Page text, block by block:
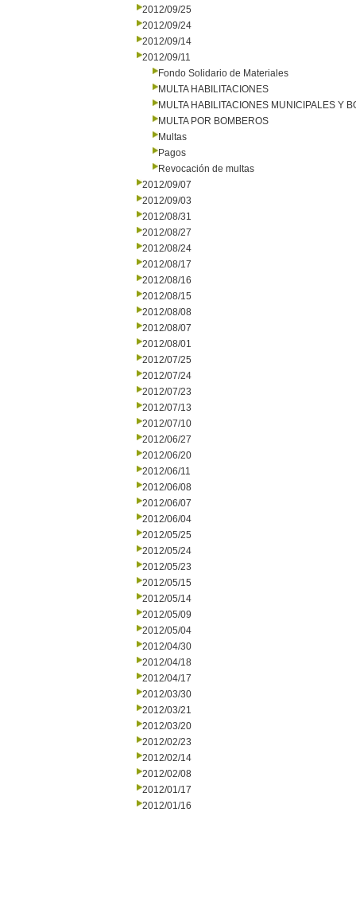
2012/09/25
2012/09/24
2012/09/14
2012/09/11
Fondo Solidario de Materiales
MULTA HABILITACIONES
MULTA HABILITACIONES MUNICIPALES Y
MULTA POR BOMBEROS
Multas
Pagos
Revocación de multas
2012/09/07
2012/09/03
2012/08/31
2012/08/27
2012/08/24
2012/08/17
2012/08/16
2012/08/15
2012/08/08
2012/08/07
2012/08/01
2012/07/25
2012/07/24
2012/07/23
2012/07/13
2012/07/10
2012/06/27
2012/06/20
2012/06/11
2012/06/08
2012/06/07
2012/06/04
2012/05/25
2012/05/24
2012/05/23
2012/05/15
2012/05/14
2012/05/09
2012/05/04
2012/04/30
2012/04/18
2012/04/17
2012/03/30
2012/03/21
2012/03/20
2012/02/23
2012/02/14
2012/02/08
2012/01/17
2012/01/16